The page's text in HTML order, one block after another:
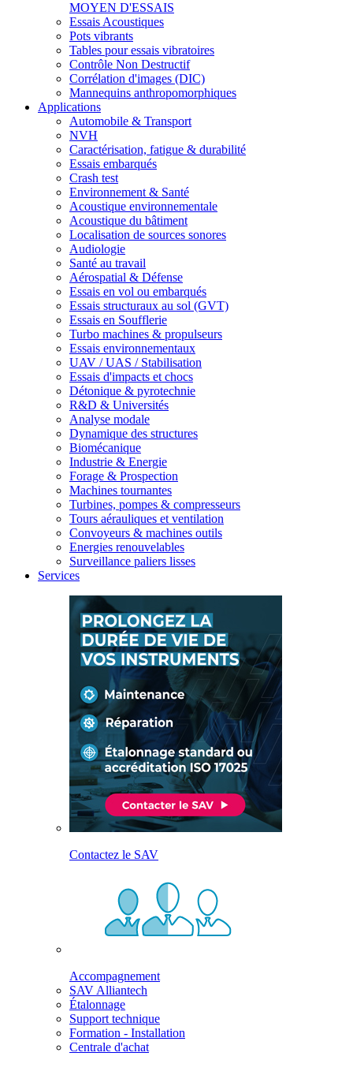
MOYEN D'ESSAIS
Essais Acoustiques
Pots vibrants
Tables pour essais vibratoires
Contrôle Non Destructif
Corrélation d'images (DIC)
Mannequins anthropomorphiques
Applications
Automobile & Transport
NVH
Caractérisation, fatigue & durabilité
Essais embarqués
Crash test
Environnement & Santé
Acoustique environnementale
Acoustique du bâtiment
Localisation de sources sonores
Audiologie
Santé au travail
Aérospatial & Défense
Essais en vol ou embarqués
Essais structuraux au sol (GVT)
Essais en Soufflerie
Turbo machines & propulseurs
Essais environnementaux
UAV / UAS / Stabilisation
Essais d'impacts et chocs
Détonique & pyrotechnie
R&D & Universités
Analyse modale
Dynamique des structures
Biomécanique
Industrie & Energie
Forage & Prospection
Machines tournantes
Turbines, pompes & compresseurs
Tours aérauliques et ventilation
Convoyeurs & machines outils
Energies renouvelables
Surveillance paliers lisses
Services
Contactez le SAV
Accompagnement
SAV Alliantech
Étalonnage
Support technique
Formation - Installation
Centrale d'achat